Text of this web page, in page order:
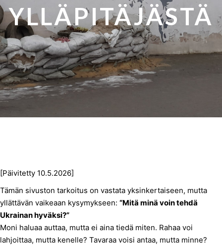
YLLÄPITÄJÄSTÄ
[Päivitetty 10.5.2026]
Tämän sivuston tarkoitus on vastata yksinkertaiseen, mutta
yllättävän vaikeaan kysymykseen: “Mitä minä voin tehdä
Ukrainan hyväksi?”
Moni haluaa auttaa, mutta ei aina tiedä miten. Rahaa voi
lahjoittaa, mutta kenelle? Tavaraa voisi antaa, mutta minne?